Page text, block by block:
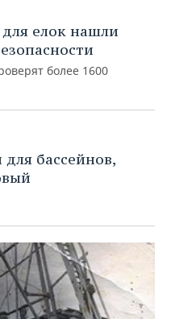
для елок нашли
более 1600
для бассейнов,